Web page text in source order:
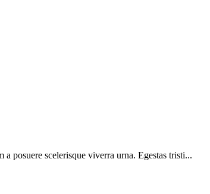
posuere scelerisque viverra urna. Egestas tristi...